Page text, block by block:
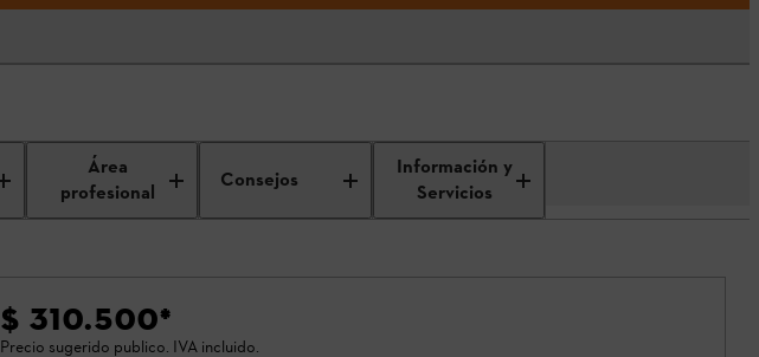
Área
profesional
Consejos
Información y
Servicios
$ 310.500*
Precio sugerido publico. IVA incluido.